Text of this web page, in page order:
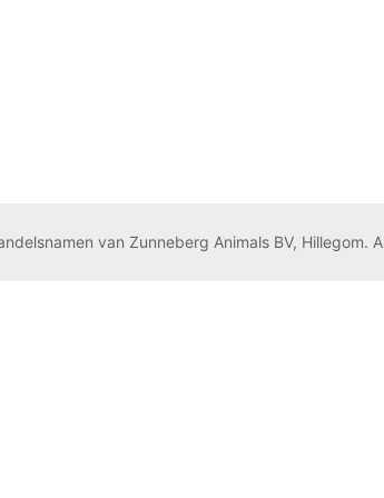
van Zunneberg Animals BV, Hillegom.